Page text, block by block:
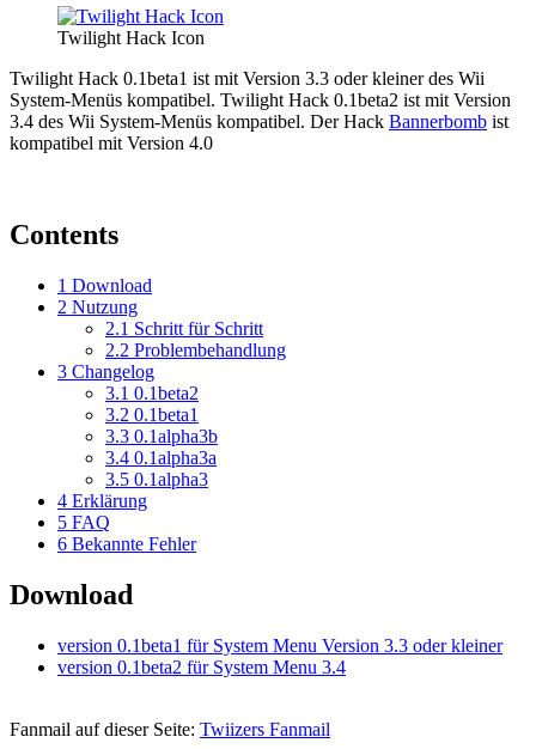
Twilight Hack Icon
Twilight Hack 0.1beta1 ist mit Version 3.3 oder kleiner des Wii
System-Menüs kompatibel. Twilight Hack 0.1beta2 ist mit Version
3.4 des Wii System-Menüs kompatibel. Der Hack Bannerbomb ist
kompatibel mit Version 4.0
Contents
1 Download
2 Nutzung
2.1 Schritt für Schritt
2.2 Problembehandlung
3 Changelog
3.1 0.1beta2
3.2 0.1beta1
3.3 0.1alpha3b
3.4 0.1alpha3a
3.5 0.1alpha3
4 Erklärung
5 FAQ
6 Bekannte Fehler
Download
version 0.1beta1 für System Menu Version 3.3 oder kleiner
version 0.1beta2 für System Menu 3.4
Fanmail auf dieser Seite: Twiizers Fanmail